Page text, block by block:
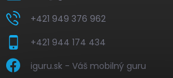
+421 949 376 962
+421 944 174 434
iguru.sk - Váš mobilný guru